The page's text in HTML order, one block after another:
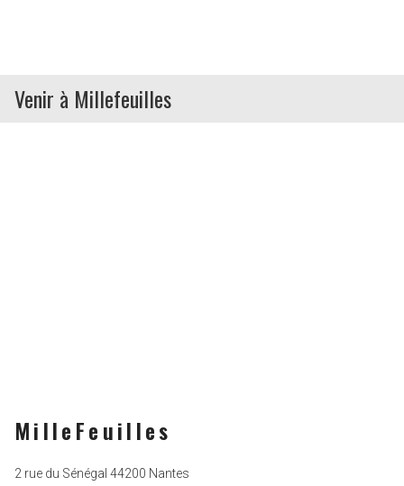
Venir à Millefeuilles
MilleFeuilles
2 rue du Sénégal 44200 Nantes